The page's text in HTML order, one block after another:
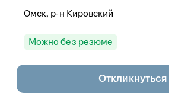
Омск, р-н Кировский
Можно без резюме
Откликнуться